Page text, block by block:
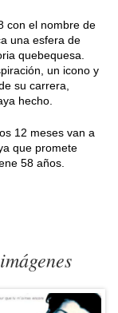
con el nombre de
una esfera de
quebequesa.
un icono y
su carrera,
hecho.
12 meses van a
que promete
58 años.